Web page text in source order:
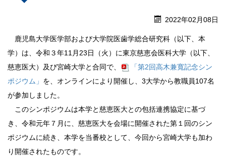
2022年02月08日
鹿児島大学医学部および大学院医歯学総合研究科（以下、本
学）は、令和３年11月23日（火）に東京慈恵会医科大学（以下、
慈恵医大）及び宮崎大学と合同で、
「第2回高木兼寬記念シン
ポジウム」 を、オンラインにより開催し、3大学から教職員107名
が参加しました。
このシンポジウムは本学と慈恵医大との包括連携協定に基づ
き、令和元年７月に、慈恵医大を会場に開催された第１回のシン
ポジウムに続き、本学を当番校として、今回から宮崎大学も加わ
り開催されたものです。